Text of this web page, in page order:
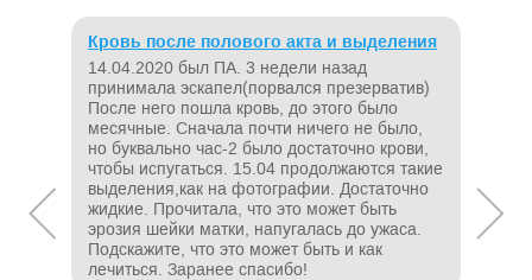
Кровь после полового акта и выделения
14.04.2020 был ПА. 3 недели назад
принимала эскапел(порвался презерватив)
После него пошла кровь, до этого было
месячные. Сначала почти ничего не было,
но буквально час-2 было достаточно крови,
чтобы испугаться. 15.04 продолжаются такие
выделения,как на фотографии. Достаточно
жидкие. Прочитала, что это может быть
эрозия шейки матки, напугалась до ужаса.
Подскажите, что это может быть и как
лечиться. Заранее спасибо!